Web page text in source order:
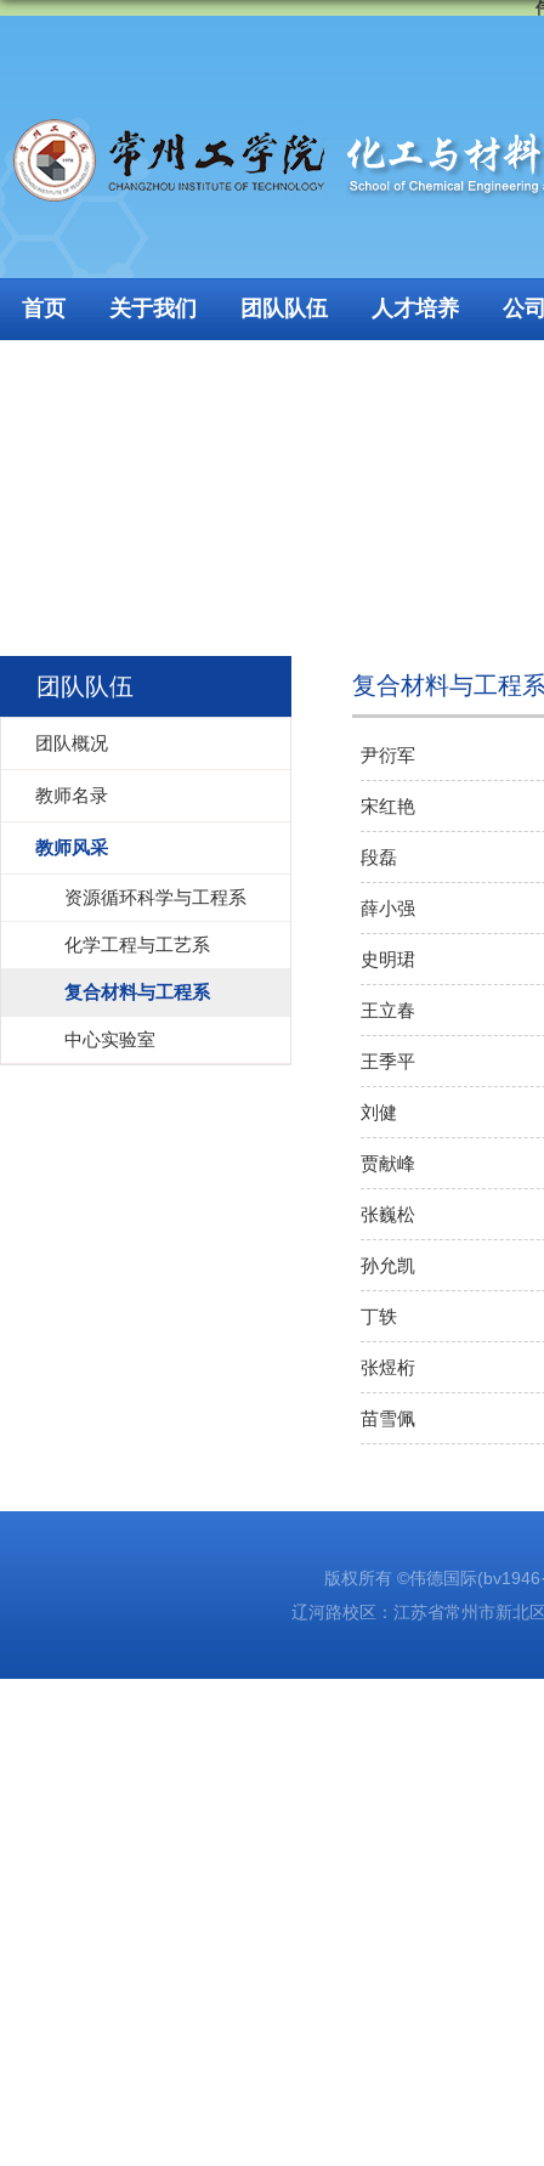
首页 关于我们 团队队伍 人才培养 公
团队队伍
团队概况
教师名录
教师风采
资源循环科学与工程系
化学工程与工艺系
复合材料与工程系
中心实验室
复合材料与工程
尹衍军
宋红艳
段磊
薛小强
史明珺
王立春
王季平
刘健
贾献峰
张巍松
孙允凯
丁轶
张煜桁
苗雪佩
版权所有 ©伟德国际
辽河路校区：江苏省常州市新北